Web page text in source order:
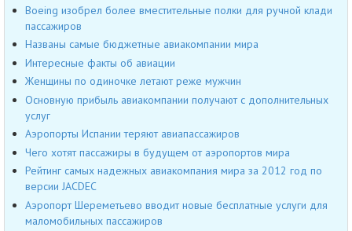
Boeing изобрел более вместительные полки для ручной клади
пассажиров
Названы самые бюджетные авиакомпании мира
Интересные факты об авиации
Женщины по одиночке летают реже мужчин
Основную прибыль авиакомпании получают с дополнительных
услуг
Аэропорты Испании теряют авиапассажиров
Чего хотят пассажиры в будущем от аэропортов мира
Рейтинг самых надежных авиакомпания мира за 2012 год по
версии JACDEC
Аэропорт Шереметьево вводит новые бесплатные услуги для
маломобильных пассажиров